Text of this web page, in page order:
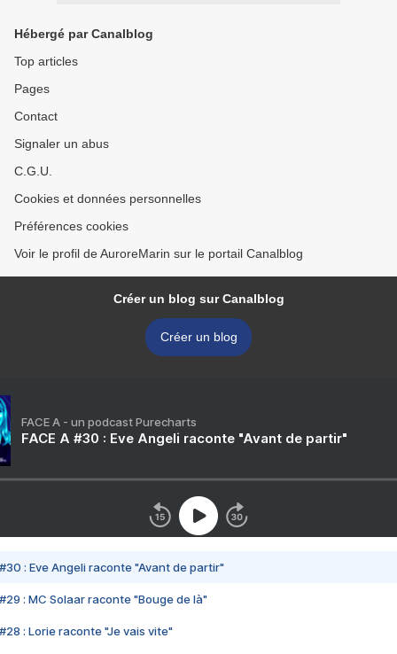
Hébergé par Canalblog
Top articles
Pages
Contact
Signaler un abus
C.G.U.
Cookies et données personnelles
Préférences cookies
Voir le profil de AuroreMarin sur le portail Canalblog
Créer un blog sur Canalblog
Créer un blog
FACE A - un podcast Purecharts
FACE A #30 : Eve Angeli raconte "Avant de partir"
#30 : Eve Angeli raconte "Avant de partir"
#29 : MC Solaar raconte "Bouge de là"
#28 : Lorie raconte "Je vais vite"